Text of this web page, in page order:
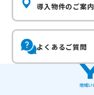
導入物件のご案内
よくあるご質問